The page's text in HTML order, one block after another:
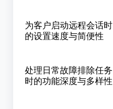
为客户启动远程会话时
的设置速度与简便性
处理日常故障排除任务
时的功能深度与多样性